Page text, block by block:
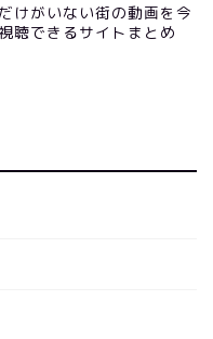
けがいない街の動画を今
聴できるサイトまとめ